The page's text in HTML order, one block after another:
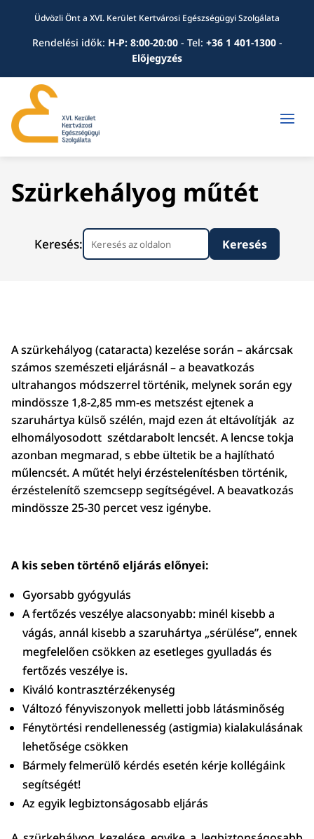
Üdvözli Önt a XVI. Kerület Kertvárosi Egészségügyi Szolgálata
Rendelési idők: H-P: 8:00-20:00 - Tel: +36 1 401-1300-
Előjegyzés
Szürkehályog műtét
Keresés:
A szürkehályog (cataracta) kezelése során – akárcsak
számos szemészeti eljárásnál – a beavatkozás
ultrahangos módszerrel történik, melynek során egy
mindössze 1,8-2,85 mm-es metszést ejtenek a
szaruhártya külső szélén, majd ezen át eltávolítják az
elhomályosodott szétdarabolt lencsét. A lencse tokja
azonban megmarad, s ebbe ültetik be a hajlítható
műlencsét. A műtét helyi érzéstelenítésben történik,
érzéstelenítő szemcsepp segítségével. A beavatkozás
mindössze 25-30 percet vesz igénybe.
A kis seben történő eljárás előnyei:
Gyorsabb gyógyulás
A fertőzés veszélye alacsonyabb: minél kisebb a
vágás, annál kisebb a szaruhártya „sérülése”, ennek
megfelelően csökken az esetleges gyulladás és
fertőzés veszélye is.
Kiváló kontrasztérzékenység
Változó fényviszonyok melletti jobb látásminőség
Fénytörtési rendellenesség (astigmia) kialakulásának
lehetősége csökken
Bármely felmerülő kérdés esetén kérje kollégáink
segítségét!
Az egyik legbiztonságosabb eljárás